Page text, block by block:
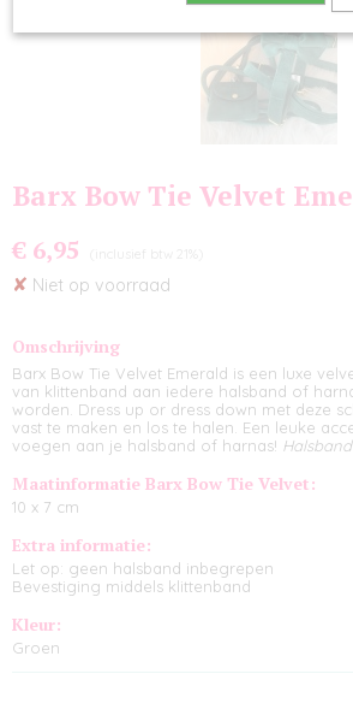
Barx Bow Tie Velvet
€ 6,95 (inclusief btw 21%)
✘ Niet op voorraad
Omschrijving
Barx Bow Tie Velvet Emerald is een luxe
van klittenband aan iedere halsband of
worden. Dress up or dress down met deze
vast te maken en los te halen. Een leuke
voegen aan je halsband of harnas!
Maatinformatie Barx Bow Tie Velvet:
10 x 7 cm
Extra informatie:
Let op: geen halsband inbegrepen
Bevestiging middels klittenband
Kleur:
Groen